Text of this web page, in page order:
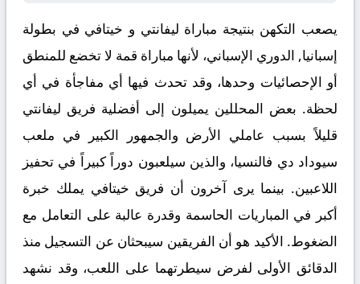
يصعب التكهن بنتيجة مباراة ليفانتي و خيتافي في بطولة
إسبانيا, الدوري الإسباني، لأنها مباراة قمة لا تخضع للمنطق
أو الإحصائيات وحدها، وقد تحدث فيها أي مفاجأة في أي
لحظة. بعض المحللين يميلون إلى أفضلية فريق ليفانتي
قليلاً بسبب عاملي الأرض والجمهور الكبير في ملعب
سيوداد دي فالنسيا، والذين سيلعبون دوراً كبيراً في تحفيز
اللاعبين. بينما يرى آخرون أن فريق خيتافي يملك خبرة
أكبر في المباريات الحاسمة وقدرة عالبة على التعامل مع
الضغوط. الأكيد هو أن الفريقين سيبحثان عن التسجيل منذ
الدقائق الأولى لفرض سيطرتهما على اللعب، وقد نشهد